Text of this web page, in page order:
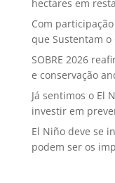
hectares em
Com
que Sustentam o
SOBRE 2026
e conservação
Já sentimos o El
investir em
El Niño deve se
podem ser os